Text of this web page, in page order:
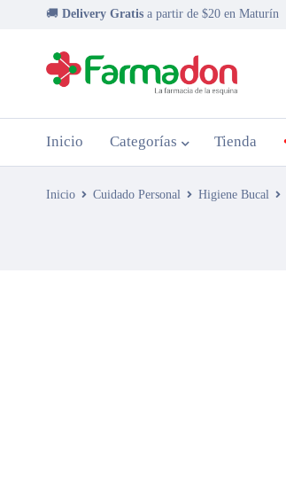
🚚 Delivery Gratis a partir de $20 en Maturín
Inicio Categorías Tienda
Inicio Cuidado Personal Higiene Bucal